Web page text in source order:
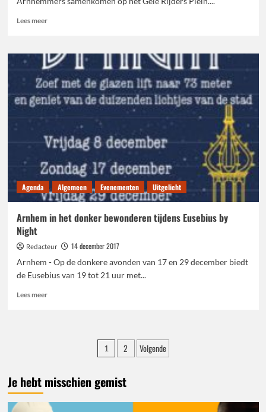
Lees meerLees
Arnhem
komt
samen
Agenda Algemeen Evenementen Uitgelicht
Arnhem in het donker bewonderen tijdens Eusebius by
Night
Redacteur
14 december 2017
Arnhem - Op de donkere avonden van 17 en 29 december biedt
de Eusebius van 19 tot 21 uur met...
Lees meerLees
tijdens
by
Berichten
1 2 Volgende
Je hebt misschien gemist